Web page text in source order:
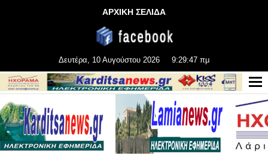
ΑΡΧΙΚΗ ΣΕΛΙΔΑ
Δευτέρα, 10 Αυγούστου 2026 9:29:48 πμ